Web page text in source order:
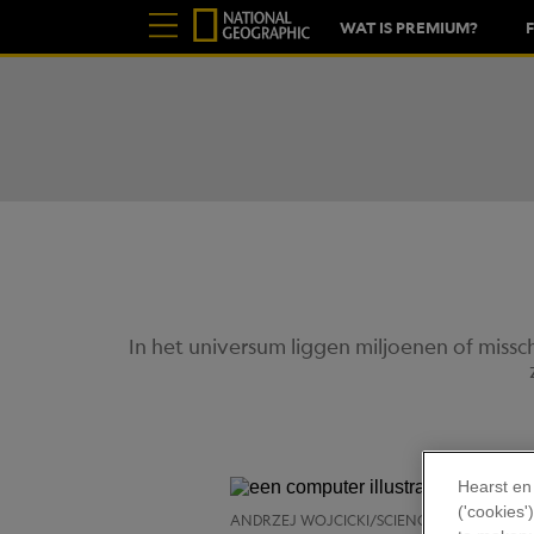
WAT IS PREMIUM?
In het universum liggen miljoenen of
ANDRZEJ WOJCICKI/SCIENCE PHOTO
Hearst